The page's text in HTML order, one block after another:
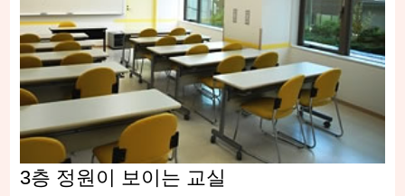
3층 정원이 보이는 교실